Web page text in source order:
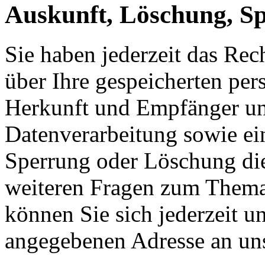
Auskunft, Löschung,
Sie haben jederzeit das
über Ihre gespeicherten
Herkunft und Empfänger
Datenverarbeitung sowie
Sperrung oder Löschung
weiteren Fragen zum
können Sie sich jederzeit
angegebenen Adresse an